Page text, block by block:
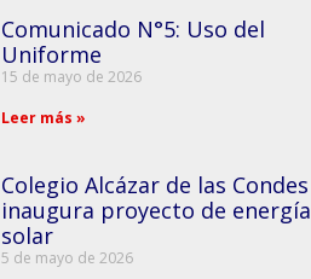
Comunicado N°5: Uso del
Uniforme
15 de mayo de 2026
Leer más »
Colegio Alcázar de las Condes
inaugura proyecto de energía
solar
5 de mayo de 2026